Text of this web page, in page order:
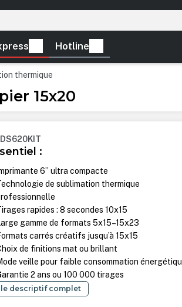
Hotline
thermique
15x20
:
6” ultra compacte
de sublimation thermique
rapides : 8 secondes 10x15
gamme de formats 5x15–15x23
carrés créatifs jusqu’à 15x15
de finitions mat ou brillant
veille pour faible consommation
2 ans ou 100 000 tirages
le descriptif complet